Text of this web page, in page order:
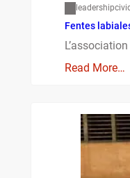
Fentes
Read More…